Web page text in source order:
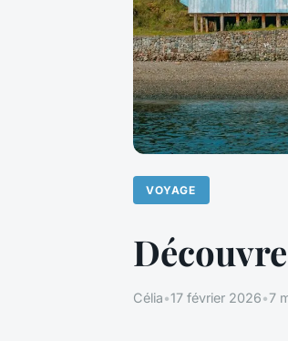
VOYAGE
Célia•17 février 2026•7